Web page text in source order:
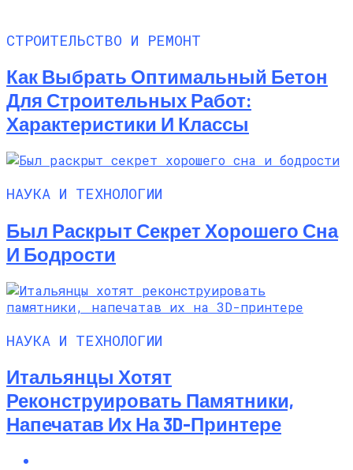
СТРОИТЕЛЬСТВО И РЕМОНТ
Как Выбрать Оптимальный Бетон
Для Строительных Работ:
Характеристики И Классы
НАУКА И ТЕХНОЛОГИИ
Был Раскрыт Секрет Хорошего Сна
И Бодрости
НАУКА И ТЕХНОЛОГИИ
Итальянцы Хотят
Реконструировать Памятники,
Напечатав Их На 3D-Принтере